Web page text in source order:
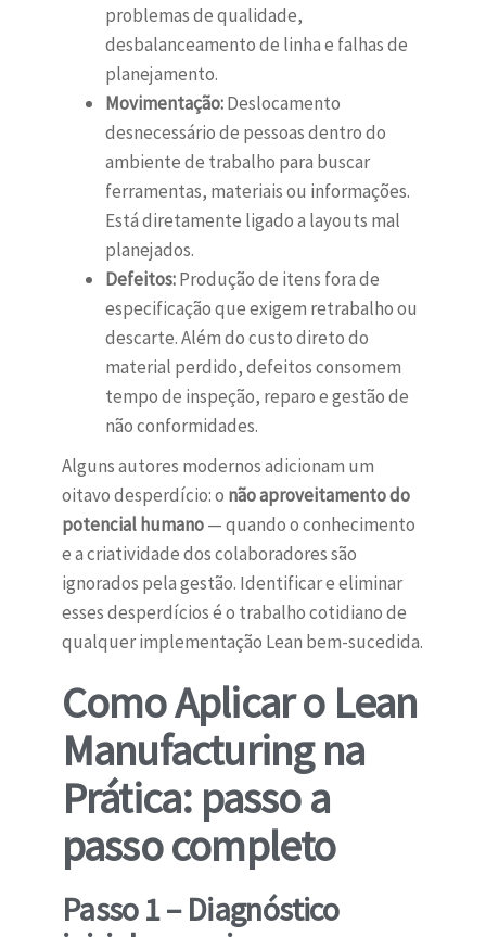
problemas de qualidade,
desbalanceamento de linha e falhas de
planejamento.
Movimentação:Deslocamento
desnecessário de pessoas dentro do
ambiente de trabalho para buscar
ferramentas, materiais ou informações.
Está diretamente ligado a layouts mal
planejados.
Defeitos:Produção de itens fora de
especificação que exigem retrabalho ou
descarte. Além do custo direto do
material perdido, defeitos consomem
tempo de inspeção, reparo e gestão de
não conformidades.
Alguns autores modernos adicionam um
oitavo desperdício: o não aproveitamento do
potencial humano— quando o conhecimento
e a criatividade dos colaboradores são
ignorados pela gestão. Identificar e eliminar
esses desperdícios é o trabalho cotidiano de
qualquer implementação Lean bem-sucedida.
Como Aplicar o Lean
Manufacturing na
Prática: passo a
passo completo
Passo 1 – Diagnóstico